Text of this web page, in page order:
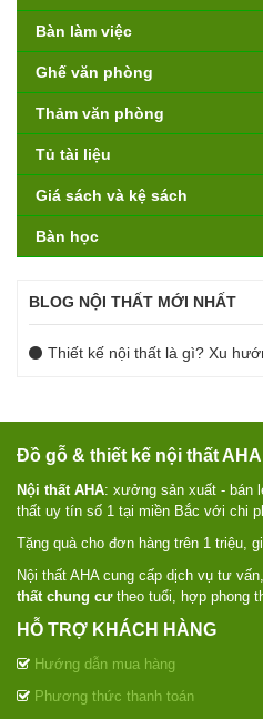
Bàn làm việc
Ghế văn phòng
Thảm văn phòng
Tủ tài liệu
Giá sách và kệ sách
Bàn học
BLOG NỘI THẤT MỚI NHẤT
Thiết kế nội thất là gì? Xu
Đồ gỗ & thiết kế nội thất AHA
Nội thất AHA: xưởng sản xuất - bán
thất uy tín số 1 tại miền Bắc với chi
Tặng quà cho đơn hàng trên 1 triệu,
Nội thất AHA cung cấp dịch vụ tư vấn,
thất chung cưtheo tuổi, hợp phong
HỖ TRỢ KHÁCH HÀNG
Hướng dẫn mua hàng
Phương thức thanh toán